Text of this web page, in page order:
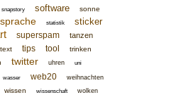
snapstory software sonne
sprache statistik sticker
superspam tanzen
text tips tool trinken
twitter uhren uni
wasser web20 weihnachten
wissen wissenschaft wolken